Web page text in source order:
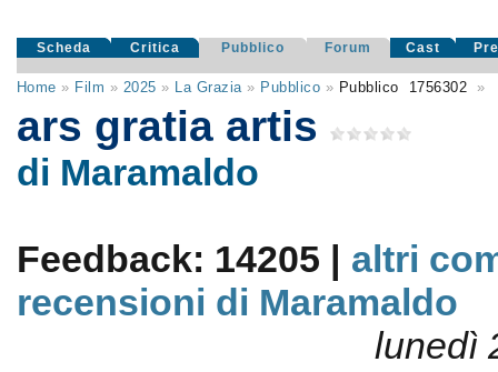
Scheda Critica Pubblico Forum Cast
Home » Film » 2025 » La Grazia» Pubblico » Pubblico 1756302 »
ars gratia artis
di Maramaldo
Feedback: 14205 | altri
recensioni di Maramaldo
lunedì